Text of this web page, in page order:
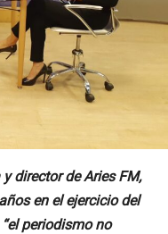
director de Aries FM,
en el ejercicio del
periodismo no